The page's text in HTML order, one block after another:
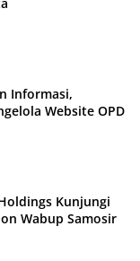
Informasi,
Website OPD
Kunjungi
Wabup Samosir